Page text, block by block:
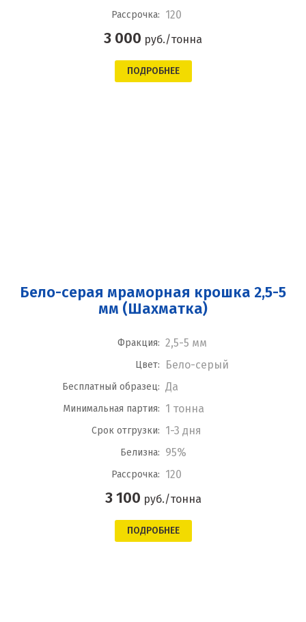
Рассрочка: 120
3 000 руб./тонна
ПОДРОБНЕЕ
Бело-серая мраморная крошка 2,5-5
мм (Шахматка)
Фракция: 2,5-5 мм
Цвет: Бело-серый
Бесплатный образец: Да
Минимальная партия: 1 тонна
Срок отгрузки: 1-3 дня
Белизна: 95%
Рассрочка: 120
3 100 руб./тонна
ПОДРОБНЕЕ